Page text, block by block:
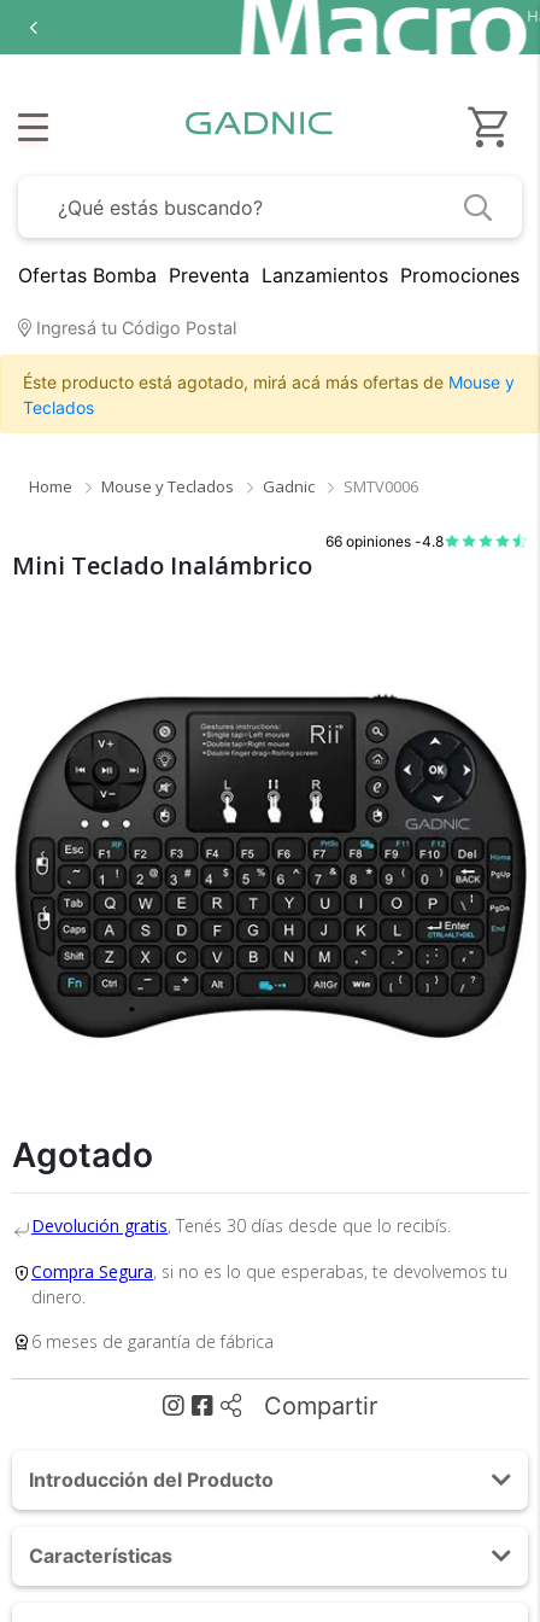
Hasta
en
Ofertas Bomba Preventa Lanzamientos Promociones
Ingresá tu Código Postal
Éste producto está agotado, mirá acá más ofertas de Mouse y
Teclados
Home Mouse y Teclados Gadnic SMTV0006
66 opiniones -4.8
Mini Teclado Inalámbrico
Agotado
Devolución gratis, Tenés 30 días desde que lo recibís.
Compra Segura, si no es lo que esperabas, te devolvemos tu
dinero.
6 meses de garantía de fábrica
Compartir
Introducción del Producto
Características
Medios de Pago ×
Recibí el producto que esperabas o
te devolvemos tu dinero.
En Bidcom te aseguramos recibir el producto
que esperabas o te devolvemos el 100% de tu